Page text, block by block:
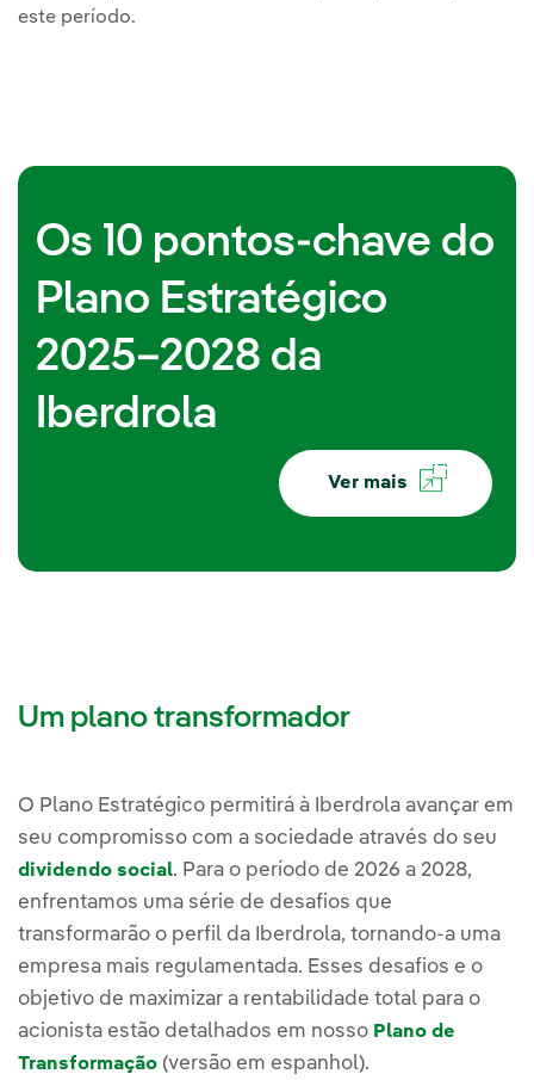
este período.
Os 10 pontos-chave do
Plano Estratégico
2025–2028 da
Iberdrola
Ver mais
Um plano transformador
O Plano Estratégico permitirá à Iberdrola avançar em
seu compromisso com a sociedade através do seu
dividendo social. Para o período de 2026 a 2028,
enfrentamos uma série de desafios que
transformarão o perfil da Iberdrola, tornando-a uma
empresa mais regulamentada. Esses desafios e o
objetivo de maximizar a rentabilidade total para o
acionista estão detalhados em nosso Plano de
Transformação (versão em espanhol).